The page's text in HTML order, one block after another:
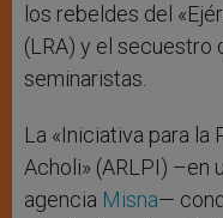
los rebeldes del
(LRA) y el secuestro
seminaristas.
La «Iniciativa para la
Acholi» (ARLPI) –en
agencia Misna—